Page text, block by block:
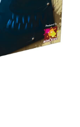
menu
enfant